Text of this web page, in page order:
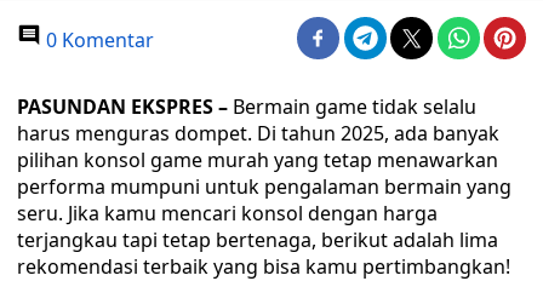
0 Komentar
PASUNDAN EKSPRES – Bermain game tidak selalu
harus menguras dompet. Di tahun 2025, ada banyak
pilihan konsol game murah yang tetap menawarkan
performa mumpuni untuk pengalaman bermain yang
seru. Jika kamu mencari konsol dengan harga
terjangkau tapi tetap bertenaga, berikut adalah lima
rekomendasi terbaik yang bisa kamu pertimbangkan!